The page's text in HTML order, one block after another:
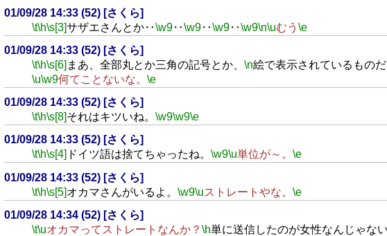
01/09/28 14:33 (52) [さくら]
\t\h\s[3]サザエさんとか‥\w9‥\w9‥\w9‥\w9\n\uむう \e
01/09/28 14:33 (52) [さくら]
\t\h\s[6] まあ、全部丸とか三角の記号とか、 \n絵で表示されているものだ
\u\w9何てことないな。 \e
01/09/28 14:33 (52) [さくら]
\t\h\s[8]それはキツいね。 \w9\w9\e
01/09/28 14:33 (52) [さくら]
\t\h\s[4] ドイツ語は捨てちゃったね。 \w9\u単位が～。 \e
01/09/28 14:33 (52) [さくら]
\t\h\s[5]オカマさんがいるよ。 \w9\uストレートやな。 \e
01/09/28 14:34 (52) [さくら]
\t\uオカマってストレートなんか？ \h単に送信したのが女性なんじゃな